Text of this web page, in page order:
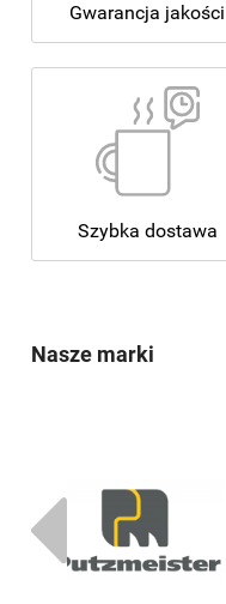
Gwarancja jakości
Szybka dostawa
Nasze marki